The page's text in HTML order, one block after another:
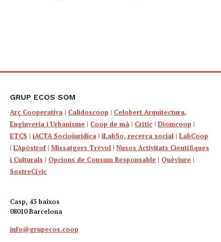
GRUP ECOS SOM
Arç Cooperativa | Calidoscoop | Celobert Arquitectura,
Enginyeria i Urbanisme | Coop de mà | Crític | Diomcoop |
ETCS | iACTA Sociojuridica | iLabSo, recerca social | LabCoop
| L’Apòstrof| Missatgers Trèvol | Nusos Activitats Científiques
i Culturals | Opcions de Consum Responsable | Quèviure |
SostreCívic
Casp, 43 baixos
08010 Barcelona
info@grupecos.coop